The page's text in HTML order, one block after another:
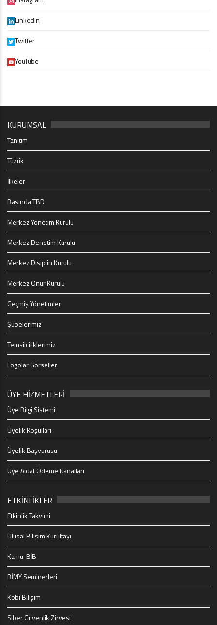
LinkedIn
Twitter
YouTube
KURUMSAL
Tanıtım
Tüzük
İlkeler
Basında TBD
Merkez Yönetim Kurulu
Merkez Denetim Kurulu
Merkez Disiplin Kurulu
Merkez Onur Kurulu
Geçmiş Yönetimler
Şubelerimiz
Temsilciliklerimiz
Logolar Görseller
ÜYE HİZMETLERİ
Üye Bilgi Sistemi
Üyelik Koşulları
Üyelik Başvurusu
Üye Aidat Ödeme Kanalları
ETKİNLİKLER
Etkinlik Takvimi
Ulusal Bilişim Kurultayı
Kamu-BİB
BİMY Seminerleri
Kobi Bilişim
Siber Güvenlik Zirvesi